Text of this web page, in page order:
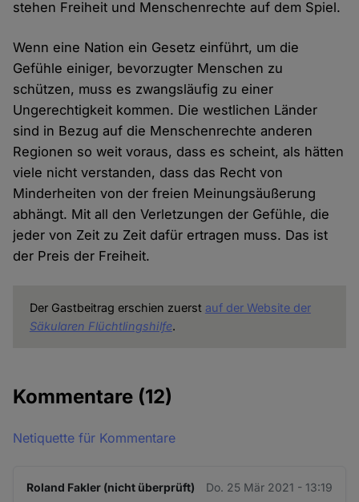
stehen Freiheit und Menschenrechte auf dem Spiel.
Wenn eine Nation ein Gesetz einführt, um die
Gefühle einiger, bevorzugter Menschen zu
schützen, muss es zwangsläufig zu einer
Ungerechtigkeit kommen. Die westlichen Länder
sind in Bezug auf die Menschenrechte anderen
Regionen so weit voraus, dass es scheint, als hätten
viele nicht verstanden, dass das Recht von
Minderheiten von der freien Meinungsäußerung
abhängt. Mit all den Verletzungen der Gefühle, die
jeder von Zeit zu Zeit dafür ertragen muss. Das ist
der Preis der Freiheit.
Der Gastbeitrag erschien zuerst auf der Website der
Säkularen Flüchtlingshilfe.
Kommentare (12)
Netiquette für Kommentare
Roland Fakler (nicht überprüft) Do. 25 Mär 2021 - 13:19